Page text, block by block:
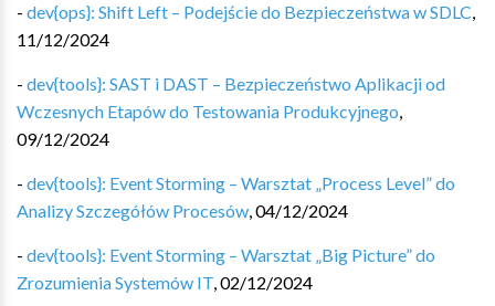
- dev{ops}: Shift Left – Podejście do Bezpieczeństwa w SDLC,
11/12/2024
- dev{tools}: SAST i DAST – Bezpieczeństwo Aplikacji od
Wczesnych Etapów do Testowania Produkcyjnego,
09/12/2024
- dev{tools}: Event Storming – Warsztat „Process Level” do
Analizy Szczegółów Procesów,04/12/2024
- dev{tools}: Event Storming – Warsztat „Big Picture” do
Zrozumienia Systemów IT,02/12/2024